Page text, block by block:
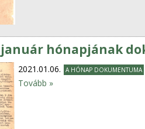
január hónapjának
2021.01.06. A HÓNAP DOKUMENTUMA
Tovább »